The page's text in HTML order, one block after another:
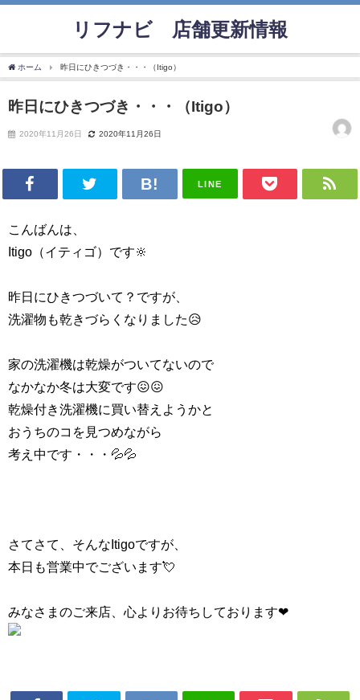
リフナビ®店舗更新情報
ホーム 昨日にひきつづき・・・（Itigo）
昨日にひきつづき・・・（Itigo）
2020年11月26日 2020年11月26日
LINE
こんばんは、
Itigo（イティゴ）です🔆
昨日にひきつづいて？ですが、
洗濯物も乾きづらくなりました😥
家の洗濯機は乾燥がついてないので
なかなか冬は大変です😖😖
乾燥付き洗濯機に買い替えようかと
おうちのコを見つめながら
考え中です・・・💦💦
さてさて、そんなItigoですが、
本日も営業中でございます💘
みなさまのご来店、心よりお待ちしております❤